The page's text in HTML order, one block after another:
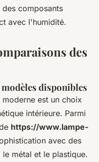
composants
avec l'humidité.
des
disponibles
moderne est un choix
intérieure. Parmi
https://www.lampe-
avec des
métal et le plastique.